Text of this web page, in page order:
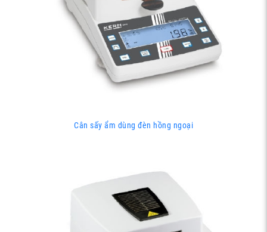
Cân sấy ẩm dùng đèn hồng ngoại